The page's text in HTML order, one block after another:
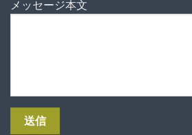
メッセージ本文